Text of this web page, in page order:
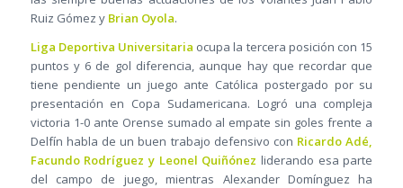
Ruiz Gómez y Brian Oyola.
Liga Deportiva Universitaria ocupa la tercera posición con 15
puntos y 6 de gol diferencia, aunque hay que recordar que
tiene pendiente un juego ante Católica postergado por su
presentación en Copa Sudamericana. Logró una compleja
victoria 1-0 ante Orense sumado al empate sin goles frente a
Delfín habla de un buen trabajo defensivo con Ricardo Adé,
Facundo Rodríguez y Leonel Quiñónez liderando esa parte
del campo de juego, mientras Alexander Domínguez ha